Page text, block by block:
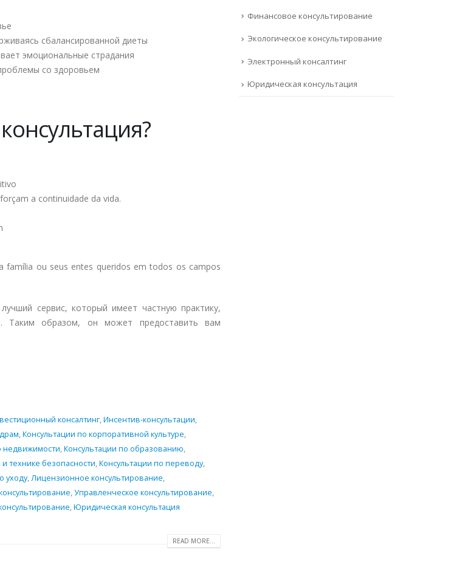
сбалансированной диеты
эмоциональные страдания
со здоровьем
a continuidade da vida.
família ou seus entes queridos em todos os campos
сервис, который имеет частную практику,
Таким образом, он может предоставить вам
консалтинг,Инсентив-консультации,
,Консультации по корпоративной культуре,
недвижимости,Консультации по образованию,
технике безопасности,Консультации по переводу,
уходу,Лицензионное консультирование,
,Управленческое консультирование,
,Юридическая консультация
READ MORE...
Финансовое консультирование
Экологическое консультирование
Электронный консалтинг
Юридическая консультация